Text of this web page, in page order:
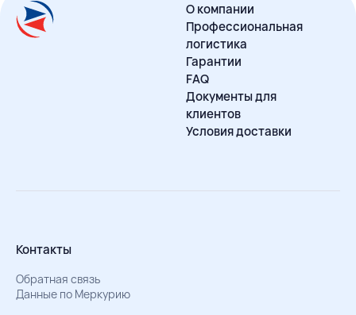
О компании
Профессиональная
логистика
Гарантии
FAQ
Документы для
клиентов
Условия доставки
Контакты
Обратная связь
Данные по Меркурию